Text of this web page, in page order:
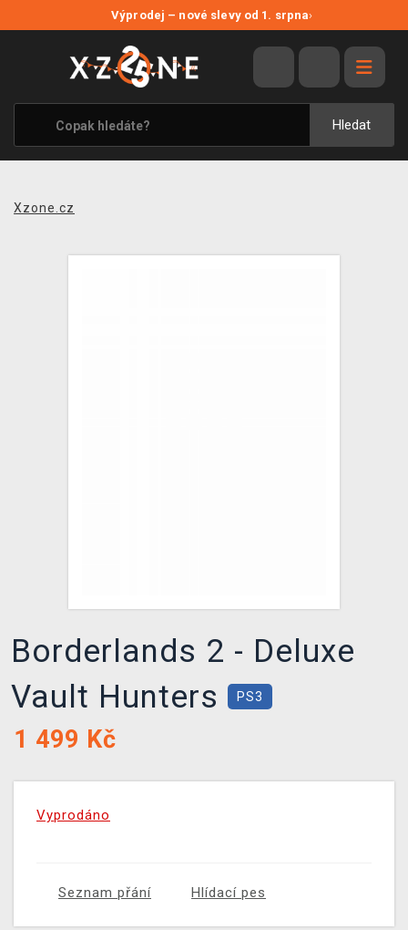
Výprodej – nové slevy od 1. srpna›
Hledat
VÝPRODEJ
VIDEOHRY
XZONE ORIGINALS
TÉMATIKY
Xzone.cz
Borderlands 2 - Deluxe
Vault Hunters
PS3
1 499 Kč
Vyprodáno
Seznam přání Hlídací pes